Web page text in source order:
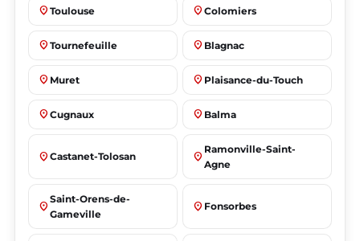
place Toulouse place Colomiers
place Tournefeuille place Blagnac
place Muret place Plaisance-du-Touch
place Cugnaux place Balma
place Castanet-Tolosan place
Ramonville-Saint-
Agne
place
Saint-Orens-de-
Gameville
place Fonsorbes